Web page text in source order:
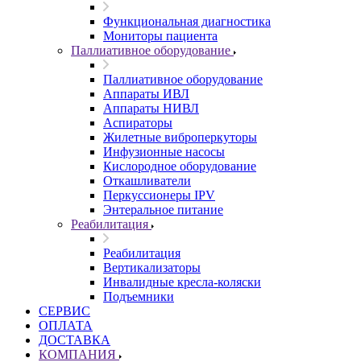
Функциональная диагностика
Мониторы пациента
Паллиативное оборудование
Паллиативное оборудование
Аппараты ИВЛ
Аппараты НИВЛ
Аспираторы
Жилетные виброперкуторы
Инфузионные насосы
Кислородное оборудование
Откашливатели
Перкуссионеры IPV
Энтеральное питание
Реабилитация
Реабилитация
Вертикализаторы
Инвалидные кресла-коляски
Подъемники
СЕРВИС
ОПЛАТА
ДОСТАВКА
КОМПАНИЯ